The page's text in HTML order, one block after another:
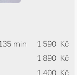
min
1 590 Kč
1 890 Kč
1 400 Kč